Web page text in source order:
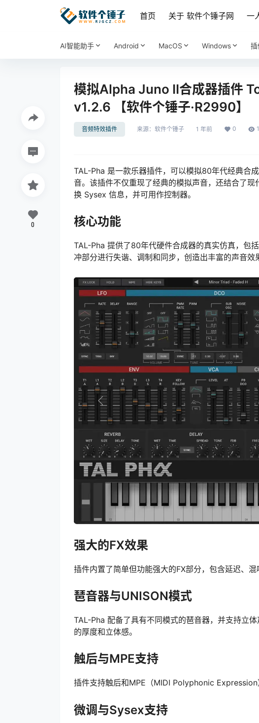
首页 关于 软件个锤子网 一
AI智能助手 Android MacOS Windows 插
模拟Alpha Juno II合成器插件
v1.2.6 【软件个锤子·R2990】
音频特效插件 来源： 软件个锤子 1 年前 0
TAL-Pha 是一款乐器插件，可以模拟80年代经典合
音。该插件不仅重现了经典的模拟声音，还结合了
换 Sysex 信息，并可用作控制器。
核心功能
TAL-Pha 提供了80年代硬件合成器的真实仿真，包
冲部分进行失谐、调制和同步，创造出丰富的声音效
强大的FX效果
插件内置了简单但功能强大的FX部分，包含延迟、
琶音器与UNISON模式
TAL-Pha 配备了具有不同模式的琶音器，并支持立
的厚度和立体感。
触后与MPE支持
插件支持触后和MPE（MIDI Polyphonic Expression
微调与Sysex支持
0